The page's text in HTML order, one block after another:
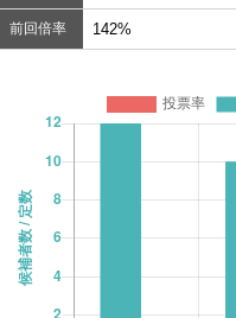
前回倍率 142%